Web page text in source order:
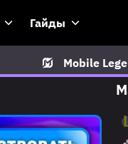
Гайды
Mobile